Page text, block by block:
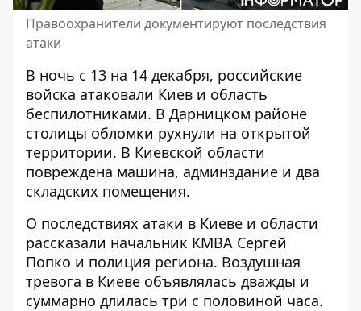
Правоохранители документируют последствия
атаки
В ночь с 13 на 14 декабря, российские
войска атаковали Киев и область
беспилотниками. В Дарницком районе
столицы обломки рухнули на открытой
территории. В Киевской области
повреждена машина, админздание и два
складских помещения.
О последствиях атаки в Киеве и области
рассказали начальник КМВА Сергей
Попко и полиция региона. Воздушная
тревога в Киеве объявлялась дважды и
суммарно длилась три с половиной часа.